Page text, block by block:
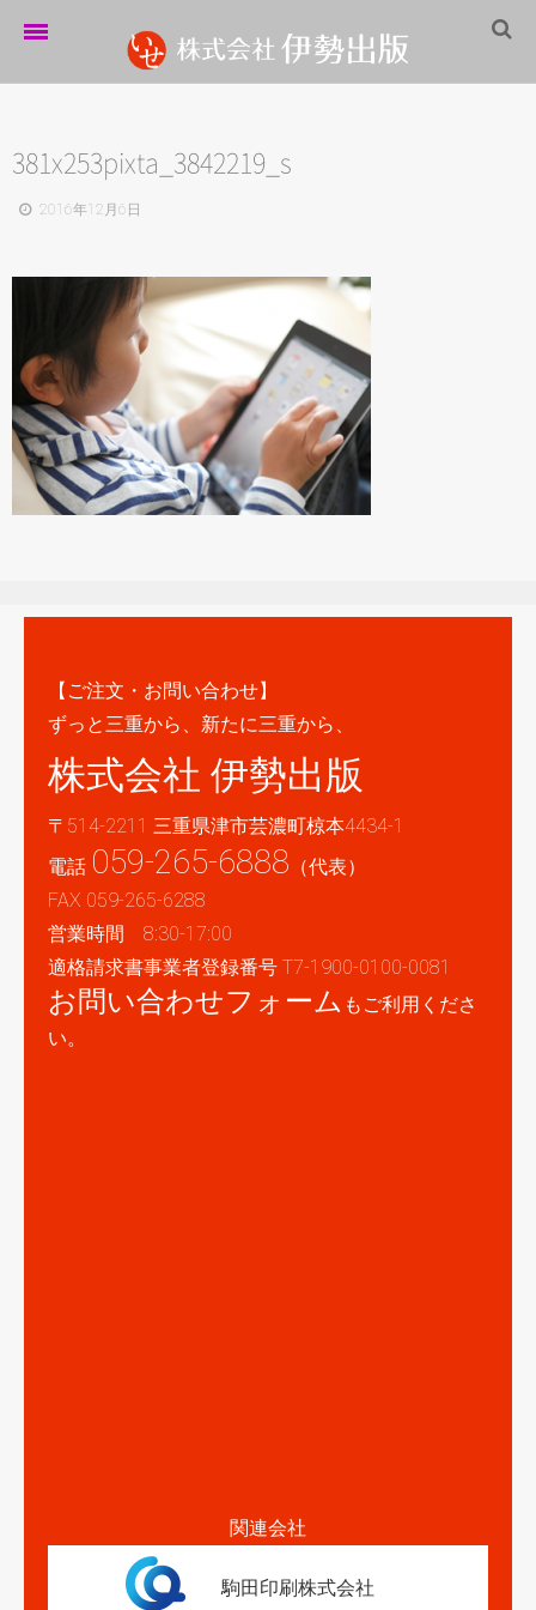
伊勢出版だより
営業案内
採用情報
パートナーシップ
お問い合わせ
サイトマップ
381x253pixta_3842219_s
2016年12月6日
【ご注文・お問い合わせ】
ずっと三重から、新たに三重から、
株式会社 伊勢出版
〒514-2211 三重県津市芸濃町椋本4434-1
電話 059-265-6888 （代表）
FAX 059-265-6288
営業時間 8:30-17:00
適格請求書事業者登録番号 T7-1900-0100-0081
お問い合わせフォーム もご利用くださ
い。
関連会社
駒田印刷株式会社